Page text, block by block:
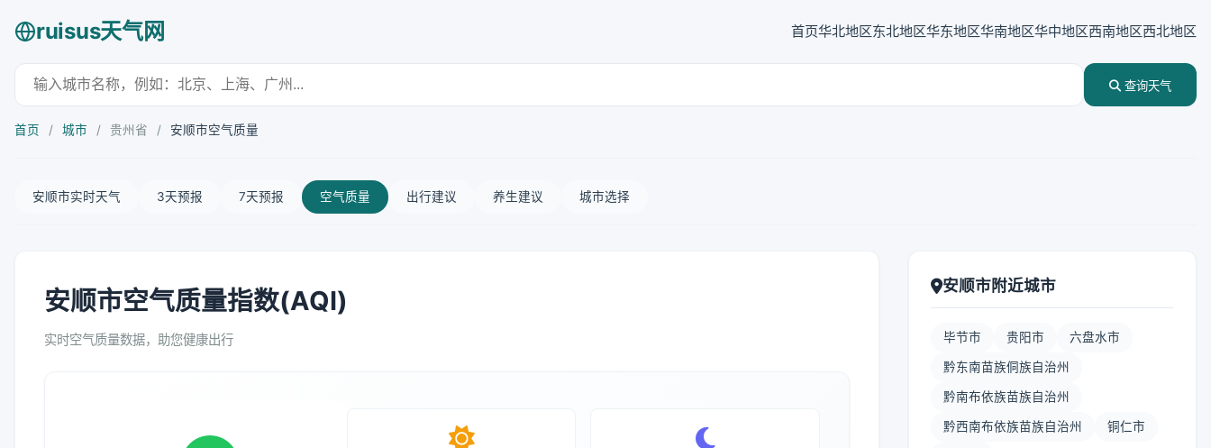
ruisus天气网 首页华北地区东北地区华东地区华南地区华中地区西南地区西北地区
查询天气
首页 / 城市 / 贵州省 / 安顺市空气质量
安顺市实时天气 3天预报 7天预报 空气质量 出行建议 养生建议 城市选择
安顺市空气质量指数(AQI)
实时空气质量数据，助您健康出行
安顺市附近城市
毕节市 贵阳市 六盘水市
黔东南苗族侗族自治州
黔南布依族苗族自治州
黔西南布依族苗族自治州 铜仁市